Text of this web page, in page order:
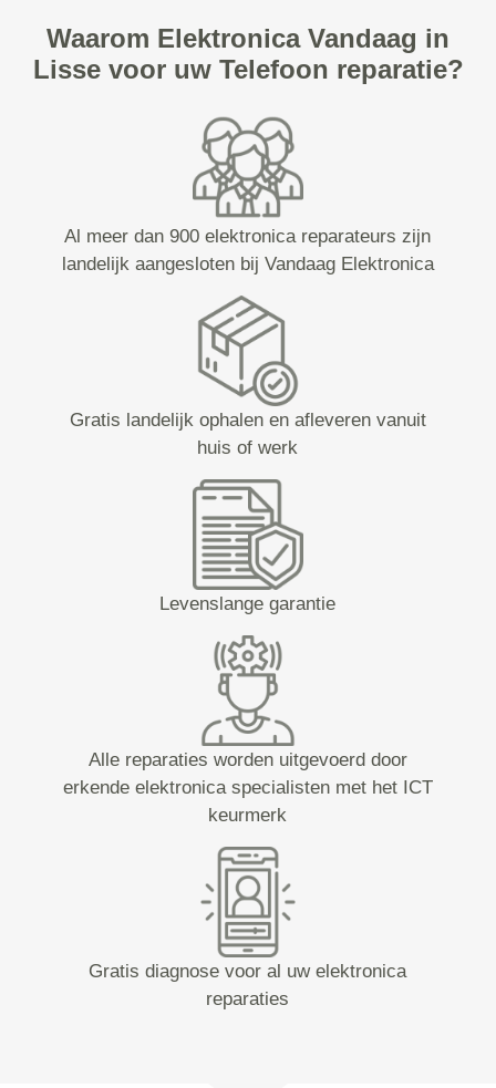
Waarom Elektronica Vandaag in
Lisse voor uw Telefoon reparatie?
Al meer dan 900 elektronica reparateurs zijn
landelijk aangesloten bij Vandaag Elektronica
Gratis landelijk ophalen en afleveren vanuit
huis of werk
Levenslange garantie
Alle reparaties worden uitgevoerd door
erkende elektronica specialisten met het ICT
keurmerk
Gratis diagnose voor al uw elektronica
reparaties